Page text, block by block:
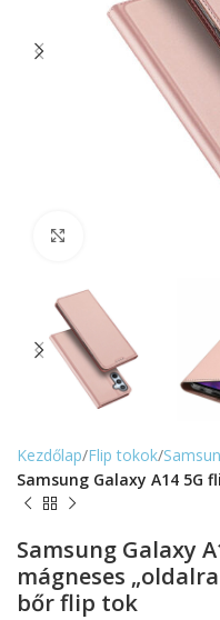
Kezdőlap Flip tokok
Samsung Galaxy A14 5G
Samsung Galaxy
mágneses
bőr flip tok